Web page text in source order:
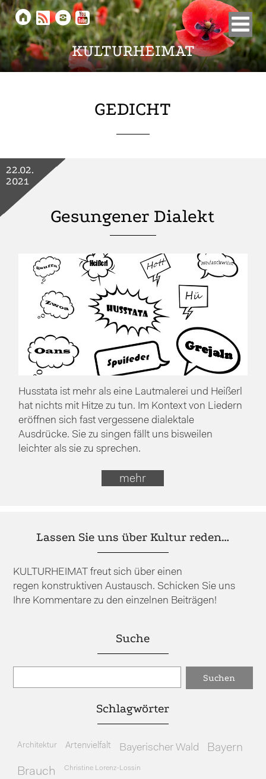
KULTURHEIMAT
    
GEDICHT
Gesungener Dialekt
22.02.
2021
Husstata ist mehr als eine Lautmalerei und Heißerl
hat nichts mit Hitze zu tun. Im Kontext von Liedern
eröffnen sich fast vergessene dialektale
Ausdrücke. Sie zu singen fällt uns bisweilen
leichter als sie zu sprechen.
mehr
Lassen Sie uns über Kultur reden…
KULTURHEIMAT freut sich über einen
regen konstruktiven Austausch. Schicken Sie uns
Ihre Kommentare zu den einzelnen Beiträgen!
Suche
Schlagwörter
Architektur Artenvielfalt Bayerischer Wald Bayern
Brauch Christine Lorenz-Lossin